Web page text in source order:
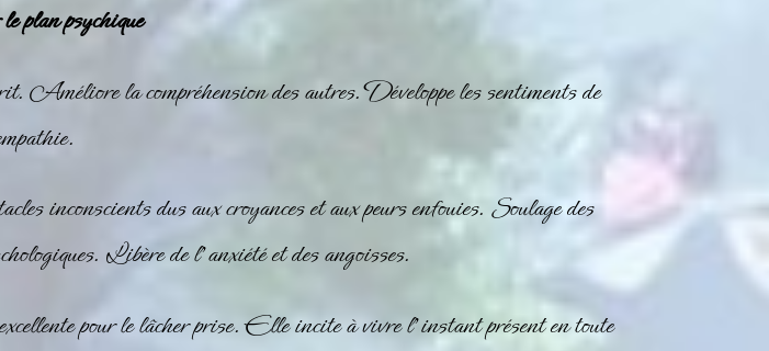
plan psychique
Améliore la compréhension des autres. Développe les sentiments de
inconscients dus aux croyances et aux peurs enfouies. Soulage des
Libère de l’anxiété et des angoisses.
pour le lâcher prise. Elle incite à vivre l’instant présent en toute